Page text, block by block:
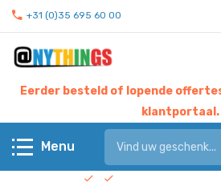
+31 (0)35 695 60 00
Eerder besteld of lopende
klantportaal.
Menu
Hier werken